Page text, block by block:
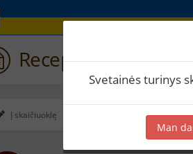
Receptas / Ąžuolas
Į skaičiuoklę Eksportuoti į PDF
Svetainės turinys
Man